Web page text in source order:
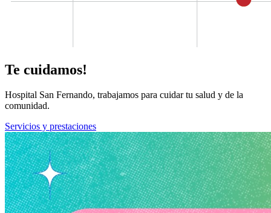
Te cuidamos!
Hospital San Fernando, trabajamos para cuidar tu salud y de la
comunidad.
Servicios y prestaciones